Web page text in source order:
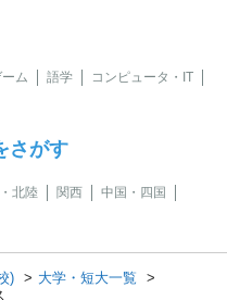
ム 語学
コンピュータ・IT
さがす
北陸 関西
中国・四国
)
大学・短大一覧